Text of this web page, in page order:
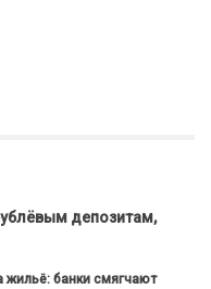
депозитам,
жильё: банки смягчают